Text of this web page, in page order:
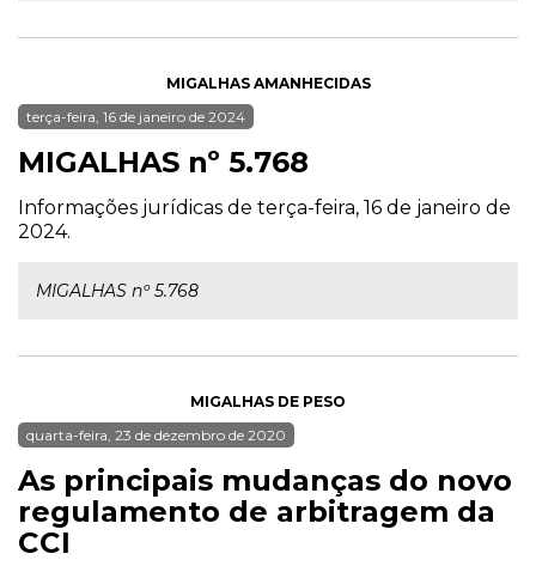
MIGALHAS AMANHECIDAS
terça-feira, 16 de janeiro de 2024
MIGALHAS nº 5.768
Informações jurídicas de terça-feira, 16 de janeiro de
2024.
MIGALHAS nº 5.768
MIGALHAS DE PESO
quarta-feira, 23 de dezembro de 2020
As principais mudanças do novo
regulamento de arbitragem da
CCI